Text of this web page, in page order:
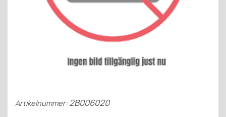
Artikelnummer: 2B006020